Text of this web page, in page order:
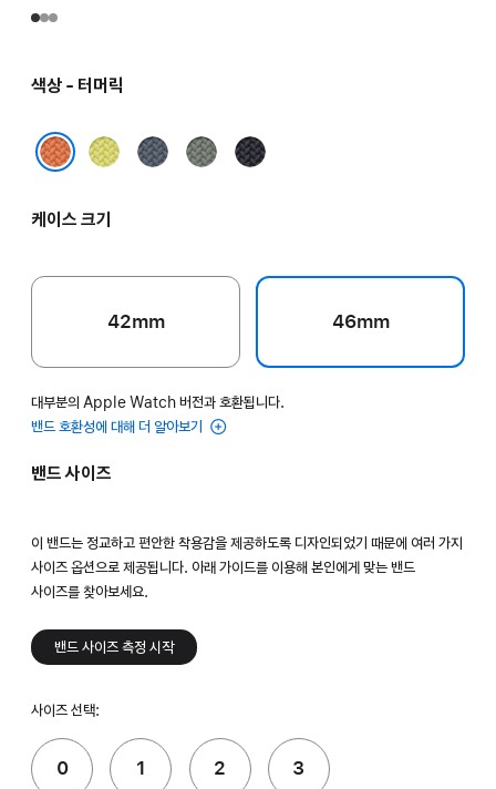
색상 - 터머릭
네온
앵커
그린
미드나이트
케이스 크기
42mm 46mm
대부분의 Apple Watch 버전과 호환됩니다.
밴드 호환성에 대해 더 알아보기
밴드 사이즈
이 밴드는 정교하고 편안한 착용감을 제공하도록 디자인되었기 때문에 여러 가지
사이즈 옵션으로 제공됩니다. 아래 가이드를 이용해 본인에게 맞는 밴드
사이즈를 찾아보세요.
밴드 사이즈 측정 시작
사이즈 선택:
0 1 2 3